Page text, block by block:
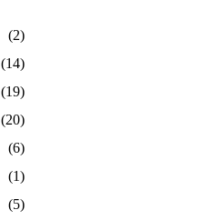
(2)
(14)
(19)
(20)
(6)
(1)
(5)